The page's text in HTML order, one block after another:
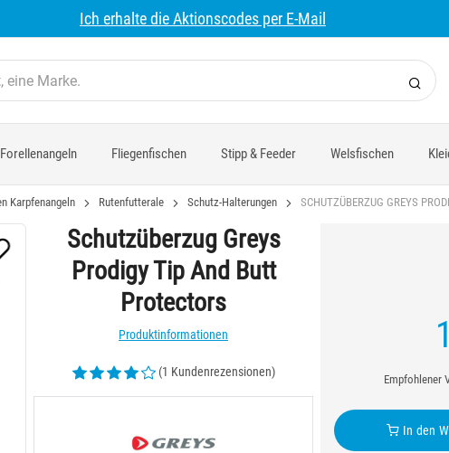
Ich erhalte die Aktionscodes per E-Mail
Forellenangeln Fliegenfischen Stipp & Feeder Welsfischen
Karpfenangeln Rutenfutterale Schutz-Halterungen SCHUTZÜBERZUG GREYS
Schutzüberzug Greys
Prodigy Tip And Butt
Protectors
Produktinformationen
(1 Kundenrezensionen) Empfohlener
In den